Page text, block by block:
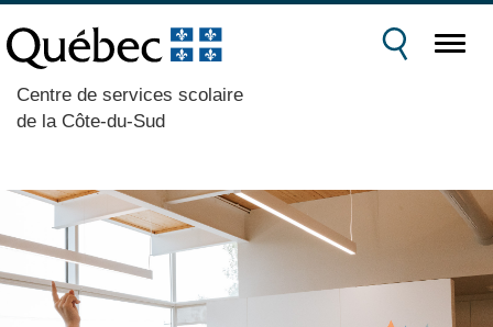
Centre de services scolaire
de la Côte-du-Sud